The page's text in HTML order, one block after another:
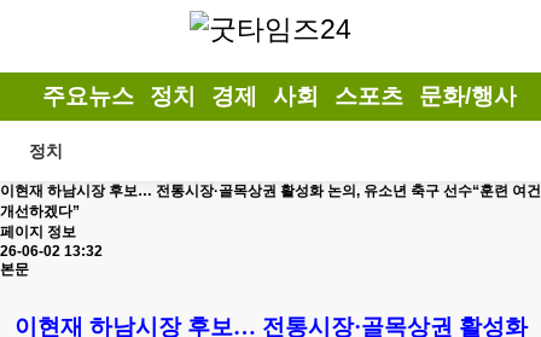
주요뉴스 정치 경제 사회 스포츠 문화/행사
정치
이현재 하남시장 후보… 전통시장·골목상권 활성화 논의, 유소년 축구 선수“훈련 여건
개선하겠다”
페이지 정보
26-06-02 13:32
본문
이현재 하남시장 후보… 전통시장·골목상권 활성화